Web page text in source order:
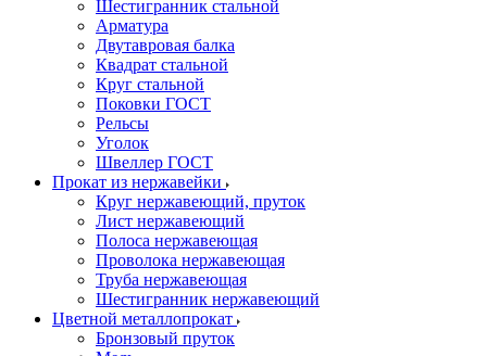
Шестигранник стальной
Арматура
Двутавровая балка
Квадрат стальной
Круг стальной
Поковки ГОСТ
Рельсы
Уголок
Швеллер ГОСТ
Прокат из нержавейки
Круг нержавеющий, пруток
Лист нержавеющий
Полоса нержавеющая
Проволока нержавеющая
Труба нержавеющая
Шестигранник нержавеющий
Цветной металлопрокат
Бронзовый пруток